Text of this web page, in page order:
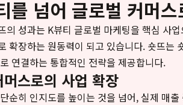
를 넘어 글로벌 커머
의 성과는 K뷰티 글로벌 마케팅을 핵심 사
확장하는 원동력이 되고 있습니다. 숏뜨는
연결하는 통합적인 전략을 제공합니다.
스로의 사업 확장
순히 인지도를 높이는 것을 넘어, 실제 매